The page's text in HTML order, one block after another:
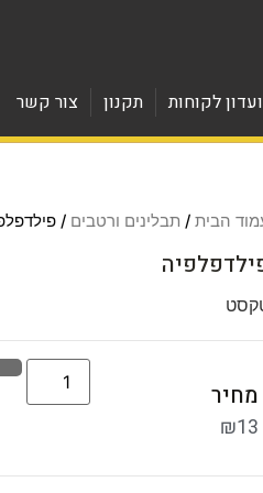
לקוחות תקנון צור קשר
הבית/ תבלינים ורטבים /
מחיר
₪13